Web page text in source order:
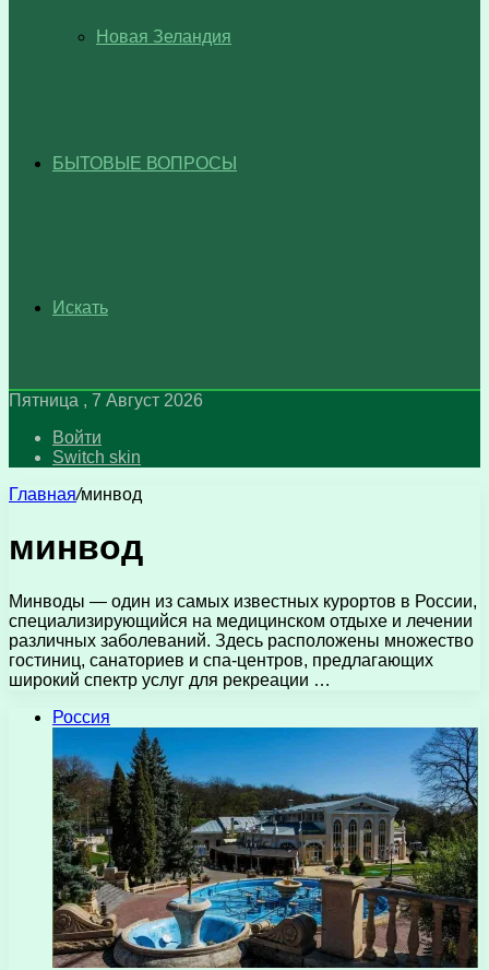
Новая Зеландия
БЫТОВЫЕ ВОПРОСЫ
Искать
Пятница , 7 Август 2026
Войти
Switch skin
Главная/минвод
минвод
Минводы — один из самых известных курортов в России,
специализирующийся на медицинском отдыхе и лечении
различных заболеваний. Здесь расположены множество
гостиниц, санаториев и спа-центров, предлагающих
широкий спектр услуг для рекреации …
Россия